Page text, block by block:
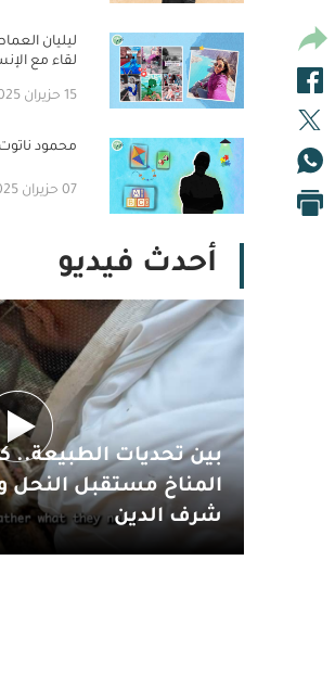
ليليان
لقاء مع
15 حزيران 2025 بقلم زينب غازي
محمود
07 حزيران 2025 بقلم زهراء عياد، صحافية
أحدث فيديو
بين تحديات الطبيعة..
المناخ مستقبل النحل
شرف الدين